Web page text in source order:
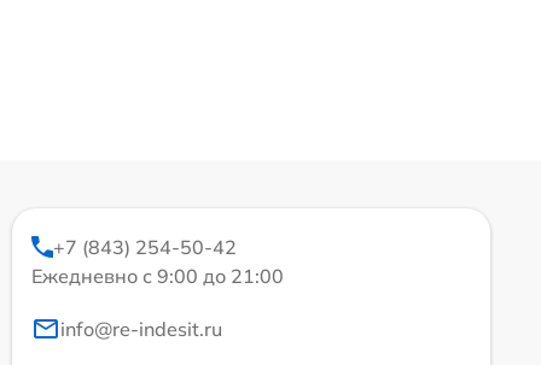
+7 (843) 254-50-42
Ежедневно с 9:00 до 21:00
info@re-indesit.ru